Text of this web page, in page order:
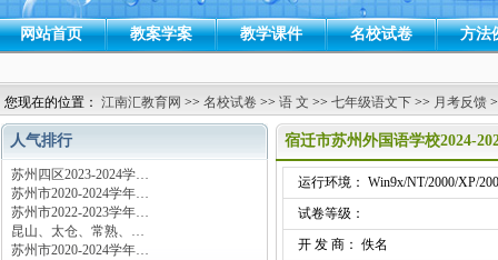
网站首页 教案学案 教学课件 名校试卷 方法
您现在的位置： 江南汇教育网 >> 名校试卷 >> 语 文 >> 七年级语文下 >> 月考反馈
人气排行
苏州四区2023-2024学…
苏州市2020-2024学年…
苏州市2022-2023学年…
昆山、太仓、常熟、…
苏州市2020-2024学年…
宿迁市苏州外国语学校2024-
运行环境： Win9x/NT/2000/XP/
试卷等级：
开 发 商： 佚名